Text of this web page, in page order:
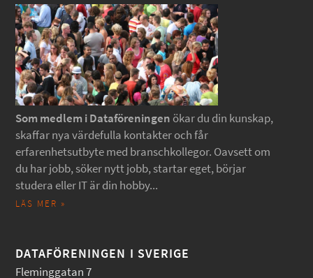
Som medlem i Dataföreningen ökar du din kunskap,
skaffar nya värdefulla kontakter och får
erfarenhetsutbyte med branschkollegor. Oavsett om
du har jobb, söker nytt jobb, startar eget, börjar
studera eller IT är din hobby...
LÄS MER »
DATAFÖRENINGEN I SVERIGE
Fleminggatan 7